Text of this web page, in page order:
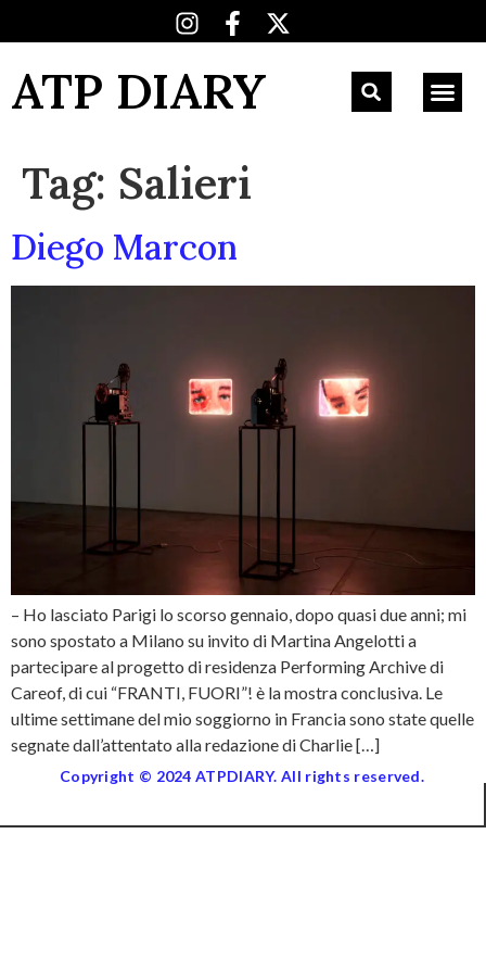
ATP DIARY
Tag: Salieri
Diego Marcon
– Ho lasciato Parigi lo scorso gennaio, dopo quasi due anni; mi
sono spostato a Milano su invito di Martina Angelotti a
partecipare al progetto di residenza Performing Archive di
Careof, di cui “FRANTI, FUORI”! è la mostra conclusiva. Le
ultime settimane del mio soggiorno in Francia sono state quelle
segnate dall’attentato alla redazione di Charlie […]
Copyright © 2024 ATPDIARY. All rights reserved.